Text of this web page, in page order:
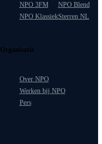
NPO 3FM
NPO Klassiek
NPO Blend
Sterren NL
Organisatie
Over NPO
Werken bij NPO
Pers